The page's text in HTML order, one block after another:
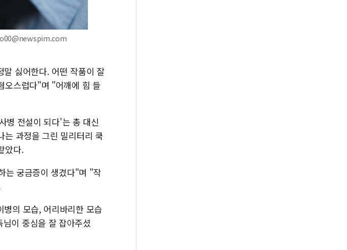
싫어한다. 어떤 작품이 잘
오스럽다"며 "어깨에 힘 들
병 전설이 되다'는 총 대신
는 과정을 그린 밀리터리 쿡
았다.
는 궁금증이 생겼다"며 "작
의 모습, 어리바리한 모습
이 중심을 잘 잡아주셨